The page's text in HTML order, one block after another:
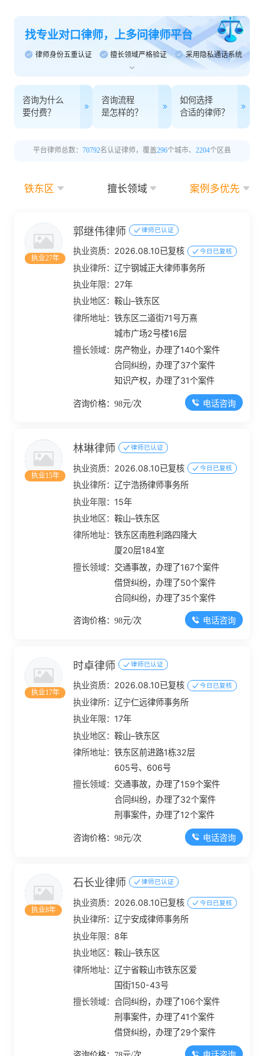
找专业对口律师，上多问律师平台
律师身份五重认证 擅长领域严格验证 采用隐私通话系统
咨询为什么
要付费？
咨询流程
是怎样的？
如何选择
合适的律师？
平台律师总数： 70792名认证律师，覆盖296个城市、 2204个区县
铁东区 擅长领域 案例多优先
执业27年
郭继伟律师 律师已认证
执业资质： 2026.08.10已复核 今日已复核
执业律所：辽宁钢城正大律师事务所
执业年限： 27年
执业地区：鞍山–铁东区
律所地址：铁东区二道街71号万熹
城市广场2号楼16层
擅长领域： 房产物业，办理了140个案件
合同纠纷，办理了37个案件
知识产权，办理了31个案件
咨询价格：98元/次 电话咨询
执业15年
林琳律师 律师已认证
执业资质： 2026.08.10已复核 今日已复核
执业律所：辽宁浩扬律师事务所
执业年限： 15年
执业地区：鞍山–铁东区
律所地址：铁东区南胜利路四隆大
厦20层184室
擅长领域： 交通事故，办理了167个案件
借贷纠纷，办理了50个案件
合同纠纷，办理了35个案件
咨询价格：98元/次 电话咨询
执业17年
时卓律师 律师已认证
执业资质： 2026.08.10已复核 今日已复核
执业律所：辽宁仁远律师事务所
执业年限： 17年
执业地区：鞍山–铁东区
律所地址：铁东区前进路1栋32层
605号、606号
擅长领域： 交通事故，办理了159个案件
合同纠纷，办理了32个案件
刑事案件，办理了12个案件
咨询价格：98元/次 电话咨询
执业8年
石长业律师 律师已认证
执业资质： 2026.08.10已复核 今日已复核
执业律所：辽宁安成律师事务所
执业年限： 8年
执业地区：鞍山–铁东区
律所地址：辽宁省鞍山市铁东区爱
国街150-43号
擅长领域：合同纠纷，办理了106个案件
刑事案件，办理了41个案件
借贷纠纷，办理了29个案件